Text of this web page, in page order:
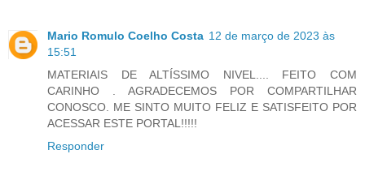
Mario Romulo Coelho Costa 12 de março de 2023 às
15:51
MATERIAIS DE ALTÍSSIMO NIVEL.... FEITO COM
CARINHO . AGRADECEMOS POR COMPARTILHAR
CONOSCO. ME SINTO MUITO FELIZ E SATISFEITO POR
ACESSAR ESTE PORTAL!!!!!
Responder